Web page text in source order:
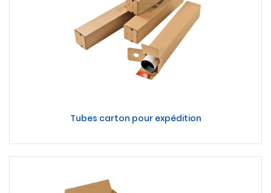
Tubes carton pour expédition